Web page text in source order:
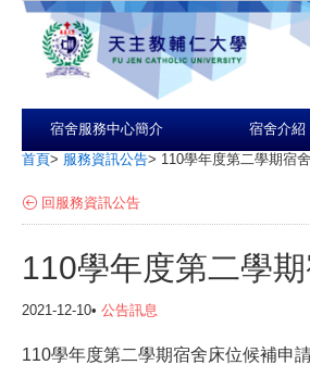
宿舍服務中心簡介 宿舍介紹
首頁> 服務資訊公告> 110學年度第二學期宿
回服務資訊公告
110學年度第二學
2021-12-10• 公告訊息
110學年度第二學期宿舍床位候補申